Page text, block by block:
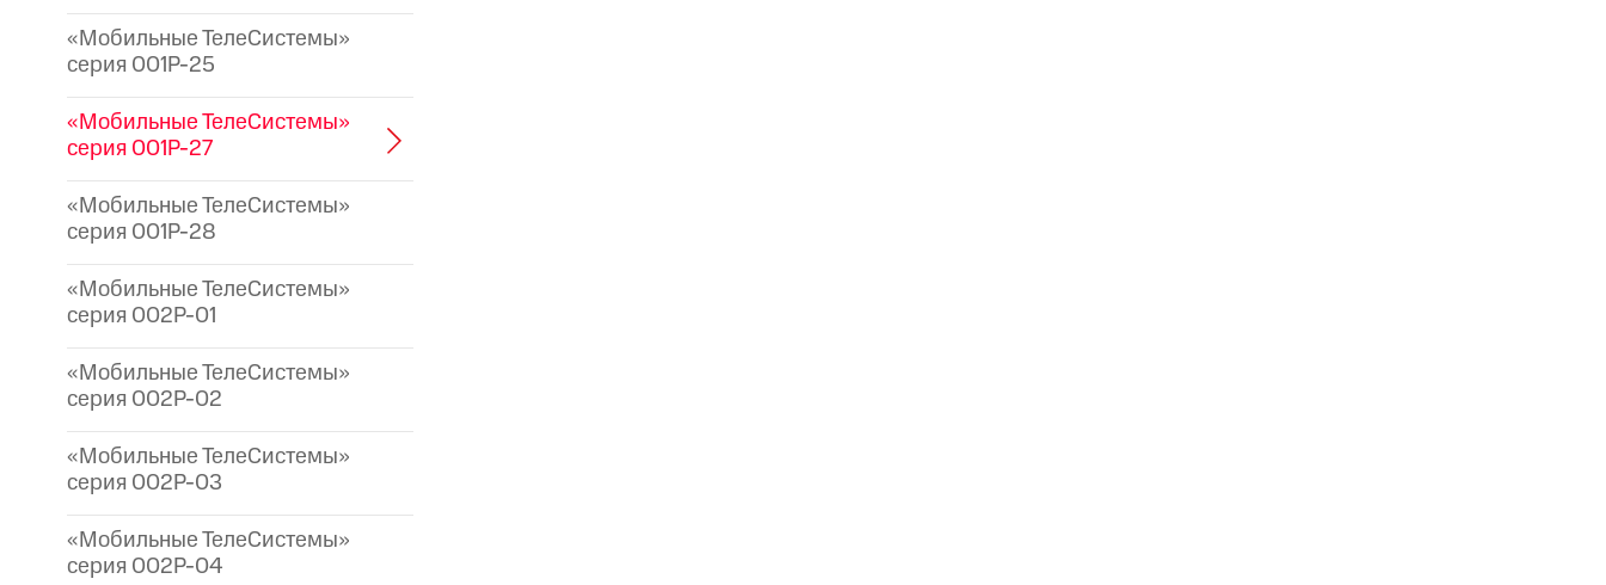
«Мобильные ТелеСистемы»
серия 001P-25
«Мобильные ТелеСистемы»
серия 001P-27
«Мобильные ТелеСистемы»
серия 001P-28
«Мобильные ТелеСистемы»
серия 002P-01
«Мобильные ТелеСистемы»
серия 002P-02
«Мобильные ТелеСистемы»
серия 002P-03
«Мобильные ТелеСистемы»
серия 002P-04